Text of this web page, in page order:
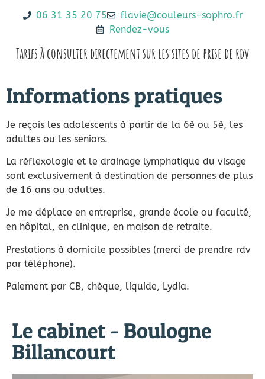
06 31 35 20 75
flavie@couleurs-sophro.fr
Rendez-vous
Tarifs à consulter directement sur les sites de prise de rdv
Informations pratiques
Je reçois les adolescents à partir de la 6è ou 5è, les
adultes ou les seniors.
La réflexologie et le drainage lymphatique du visage
sont exclusivement à destination de personnes de plus
de 16 ans ou adultes.
Je me déplace en entreprise, grande école ou faculté,
en hôpital, en clinique, en maison de retraite.
Prestations à domicile possibles (merci de prendre rdv
par téléphone).
Paiement par CB, chèque, liquide, Lydia.
Le cabinet - Boulogne
Billancourt